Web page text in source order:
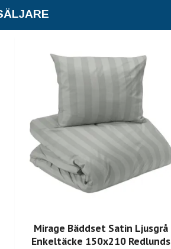
Mirage Bäddset Satin Ljusgrå
Enkeltäcke 150x210 Redlunds